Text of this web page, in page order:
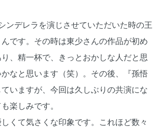
ンデレラを演じさせていただいた時の王
です。その時は東少さんの作品が初め
、精一杯で、きっとおかしな人だと思
なと思います（笑）。その後、『孫悟
いますが、今回は久しぶりの共演にな
楽しみです。
くて気さくな印象です。これほど数々